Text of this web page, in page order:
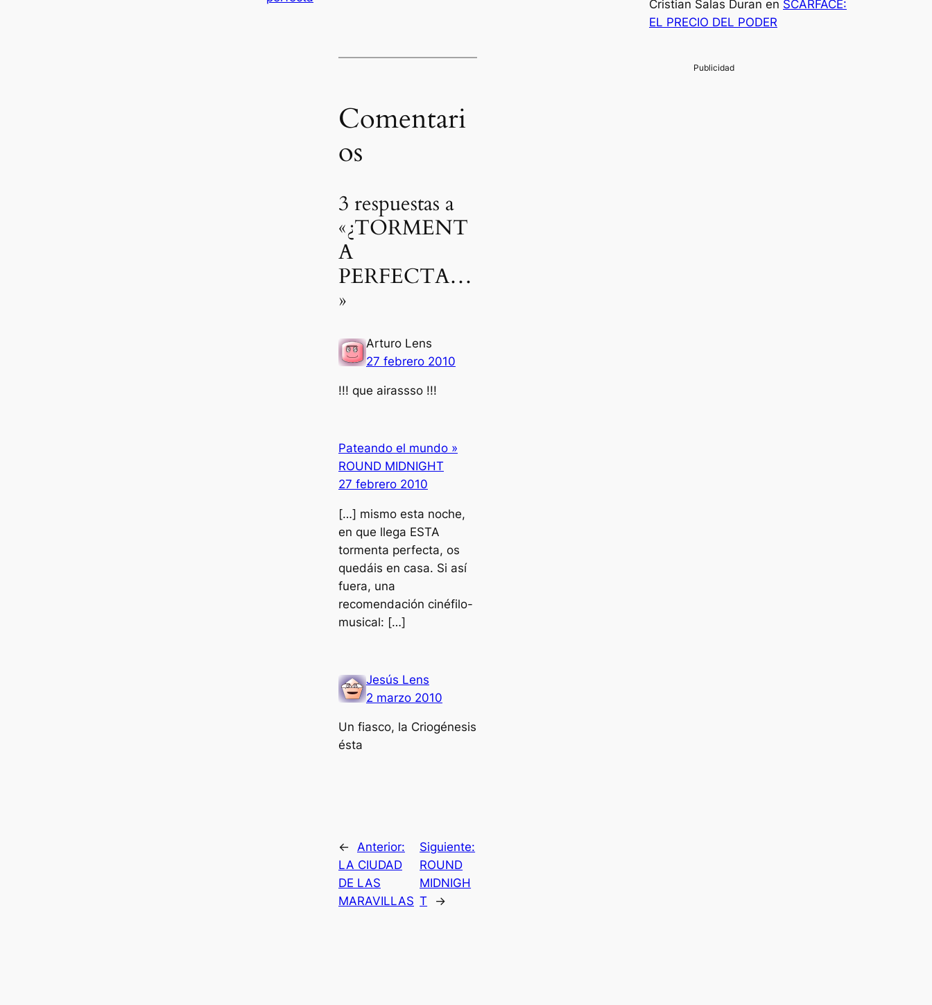
Comentari
os
3 respuestas a
«¿TORMENT
A
PERFECTA…
»
Arturo Lens
27 febrero 2010
!!! que airassso !!!
Pateando el mundo »
ROUND MIDNIGHT
27 febrero 2010
[…] mismo esta noche,
en que llega ESTA
tormenta perfecta, os
quedáis en casa. Si así
fuera, una
recomendación cinéfilo-
musical: […]
Jesús Lens
2 marzo 2010
Un fiasco, la Criogénesis
ésta
← Anterior:
LA CIUDAD
DE LAS
MARAVILLAS
Siguiente:
ROUND
MIDNIGH
T
→
Cristian Salas Duran en SCARFACE:
EL PRECIO DEL PODER